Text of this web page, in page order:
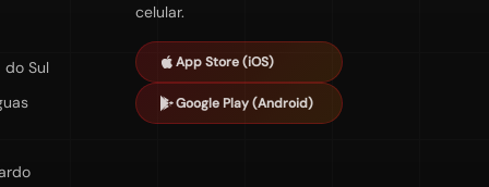
do Sul
celular.
App Store (iOS)
Google Play (Android)